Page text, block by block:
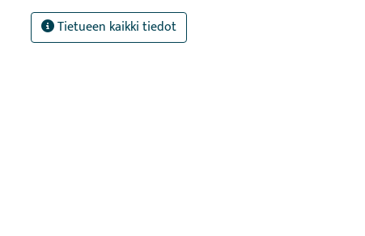
Tietueen kaikki tiedot